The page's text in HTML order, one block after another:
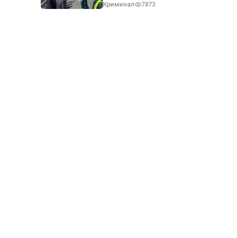
Ташкенте
Криминал 7873